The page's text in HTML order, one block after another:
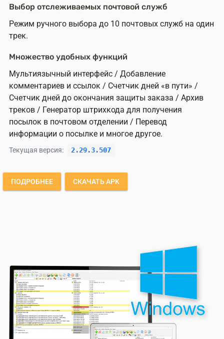
Выбор отслеживаемых почтовой служб
Режим ручного выбора до 10 почтовых служб на один
трек.
Множество удобных функций
Мультиязычный интерфейс / Добавление
комментариев и ссылок / Счетчик дней «в пути» /
Счетчик дней до окончания защиты заказа / Архив
треков / Генератор штрихкода для получения
посылок в почтовом отделении / Перевод
информации о посылке и многое другое.
Текущая версия: 2.29.3.507
ПОДРОБНЕЕ СКАЧАТЬ APK